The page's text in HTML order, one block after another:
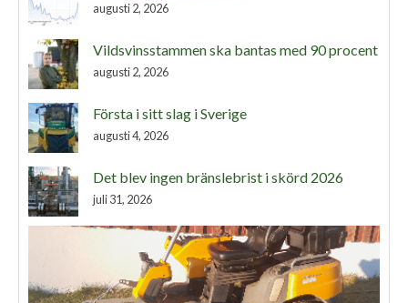
augusti 2, 2026
Vildsvinsstammen ska bantas med 90 procent
augusti 2, 2026
Första i sitt slag i Sverige
augusti 4, 2026
Det blev ingen bränslebrist i skörd 2026
juli 31, 2026